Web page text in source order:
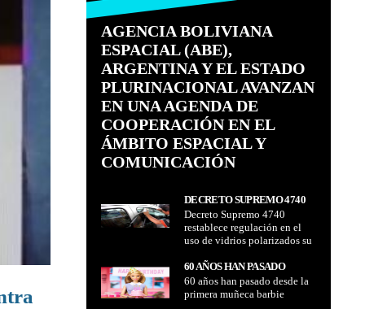
AGENCIA BOLIVIANA
ESPACIAL (ABE),
ARGENTINA Y EL ESTADO
PLURINACIONAL AVANZAN
EN UNA AGENDA DE
COOPERACIÓN EN EL
ÁMBITO ESPACIAL Y
COMUNICACIÓN
DECRETO SUPREMO 4740
RESTABLECE
REGULACIÓN EN EL USO
DE VIDRIOS POLARIZADOS
SU VIGENCIA SERÁ DE DOS
AÑOS
Decreto Supremo 4740
restablece regulación en el
uso de vidrios polarizados su
60 AÑOS HAN PASADO
DESDE LA PRIMERA
MUÑECA BARBIE
60 años han pasado desde la
primera muñeca barbie